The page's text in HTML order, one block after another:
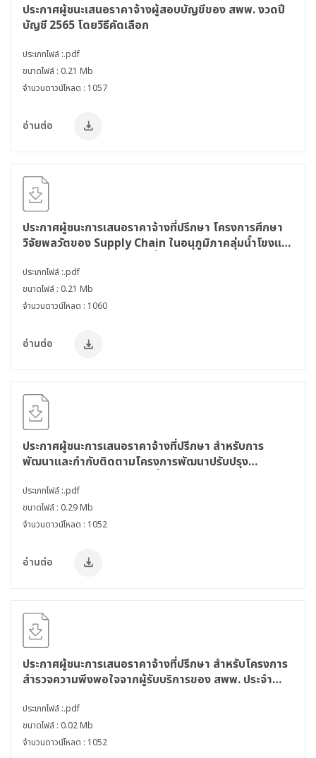
ประกาศผู้ชนะเสนอราคาจ้างผู้สอบบัญขีของ สพพ. งวดปี
บัญชี 2565 โดยวิธีคัดเลือก
ประเภทไฟล์ :.pdf
ขนาดไฟล์ : 0.21 Mb
จำนวนดาวน์โหลด : 1057
อ่านต่อ
ประกาศผู้ชนะการเสนอราคาจ้างที่ปรึกษา โครงการศึกษา
วิจัยพลวัตของ Supply Chain ในอนุภูมิภาคลุ่มน้ำโขงและ
ประเภทไฟล์ :.pdf
ขนาดไฟล์ : 0.21 Mb
จำนวนดาวน์โหลด : 1060
อ่านต่อ
ประกาศผู้ชนะการเสนอราคาจ้างที่ปรึกษา สำหรับการ
พัฒนาและกำกับติดตามโครงการพัฒนาปรับปรุง
สารสนเทศ (Front & Back Office) ของ สพพ. ประจำ
ปีงบประมาณ พ.ศ. 2564 - 2566 โดยวิธีเฉพาะเจาะจง
ประเภทไฟล์ :.pdf
ขนาดไฟล์ : 0.29 Mb
จำนวนดาวน์โหลด : 1052
อ่านต่อ
ประกาศผู้ชนะการเสนอราคาจ้างที่ปรึกษา สำหรับโครงการ
สำรวจความพึงพอใจจากผู้รับบริการของ สพพ. ประจำ
ประเภทไฟล์ :.pdf
ขนาดไฟล์ : 0.02 Mb
จำนวนดาวน์โหลด : 1052